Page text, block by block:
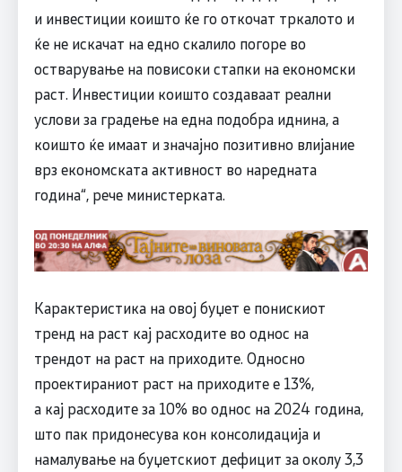
и инвестиции коишто ќе го откочат тркалото и
ќе не искачат на едно скалило погоре во
остварување на повисоки стапки на економски
раст. Инвестиции коишто создаваат реални
услови за градење на една подобра иднина, а
коишто ќе имаат и значајно позитивно влијание
врз економската активност во наредната
година“, рече министерката.
Карактеристика на овој буџет е понискиот
тренд на раст кај расходите во однос на
трендот на раст на приходите. Односно
проeктираниот раст на приходите е 13%,
а кај расходите за 10% во однос на 2024 година,
што пак придонесува кон консолидација и
намалување на буџетскиот дефицит за околу 3,3